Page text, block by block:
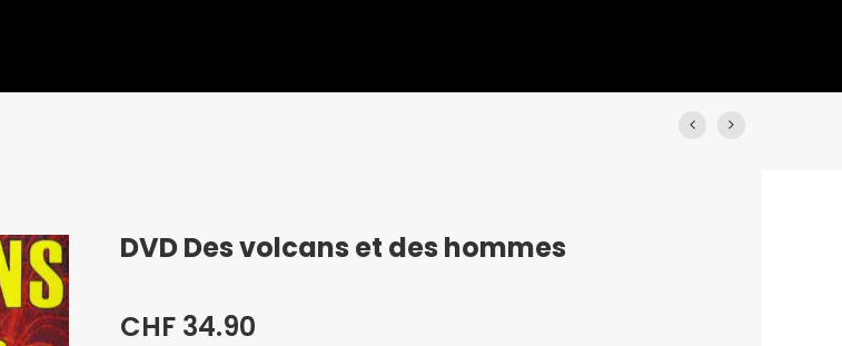
DVD Des volcans et des hommes
CHF 34.90